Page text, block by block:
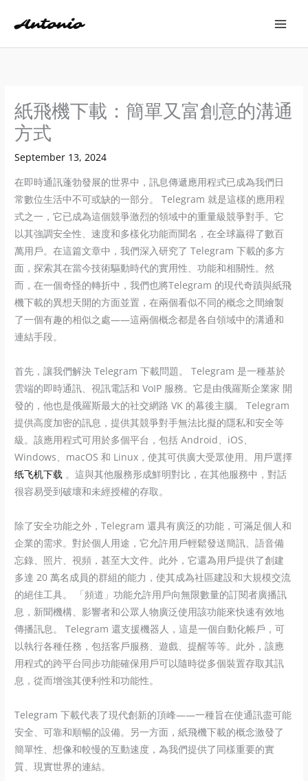
紙飛機下載：簡單又富創意的溝通
方式
September 13, 2024
在即時通訊蓬勃發展的世界中，訊息傳遞應用程式已成為我們日
常數位生活中不可或缺的一部分。 Telegram 就是這樣的應用程
式之一，它已成為這個競爭激烈的領域中的重量級競爭對手。它
以其強調安全性、速度和多樣化功能而聞名，在全球贏得了數百
萬用戶。在這篇文章中，我們深入研究了 Telegram 下載的多方
面，探索其在當今技術驅動時代的實用性、功能和相關性。然
而，在一個奇怪的轉折中，我們也將Telegram 的現代奇蹟與紙飛
機下載的異想天開的方面並置，在兩個看似不同的概念之間繪製
了一個有趣的相似之處——這兩個概念都是各自領域中的溝通和
連結手段。
首先，讓我們解決 Telegram 下載問題。 Telegram 是一種基於
雲端的即時通訊、視訊電話和 VoIP 服務。它是由俄羅斯企業家 開
發的，他也是俄羅斯最大的社交網路 VK 的幕後主腦。 Telegram
提供高度加密的訊息，提供其競爭對手無法比擬的隱私和安全等
級。該應用程式可用於多個平台，包括 Android、iOS、
Windows、macOS 和 Linux，使其可供廣大受眾使用。用戶選擇
纸飞机下载 。這與其他服務形成鮮明對比，在其他服務中，對話
很容易受到破壞和未經授權的存取。
除了安全功能之外，Telegram 還具有廣泛的功能，可滿足個人和
企業的需求。對於個人用途，它允許用戶輕鬆發送簡訊、語音備
忘錄、照片、視頻，甚至大文件。此外，它還為用戶提供了創建
多達 20 萬名成員的群組的能力，使其成為社區建設和大規模交流
的絕佳工具。 「頻道」功能允許用戶向無限數量的訂閱者廣播訊
息，新聞機構、影響者和公眾人物廣泛使用該功能來快速有效地
傳播訊息。 Telegram 還支援機器人，這是一個自動化帳戶，可
以執行各種任務，包括客戶服務、遊戲、提醒等等。此外，該應
用程式的跨平台同步功能確保用戶可以隨時從多個裝置存取其訊
息，從而增強其便利性和功能性。
Telegram 下載代表了現代創新的頂峰——一種旨在使通訊盡可能
安全、可靠和順暢的設備。另一方面，紙飛機下載的概念激發了
簡單性、想像和較慢的互動速度，為我們提供了同樣重要的實
質、現實世界的連結。